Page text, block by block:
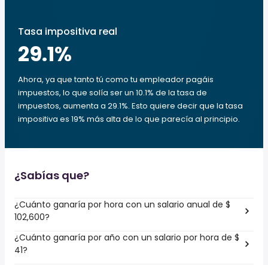
Tasa impositiva real
29.1%
Ahora, ya que tanto tú como tu empleador pagáis
impuestos, lo que solía ser un 10.1% de la tasa de
impuestos, aumenta a 29.1%. Esto quiere decir que la tasa
impositiva es 19% más alta de lo que parecía al principio.
¿Sabías que?
¿Cuánto ganaría por hora con un salario anual de $
102,600?
¿Cuánto ganaría por año con un salario por hora de $
41?